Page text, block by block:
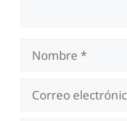
Nombre
Correo
electrónico